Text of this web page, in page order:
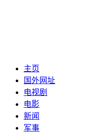
主页
国外网址
电视剧
电影
新闻
军事